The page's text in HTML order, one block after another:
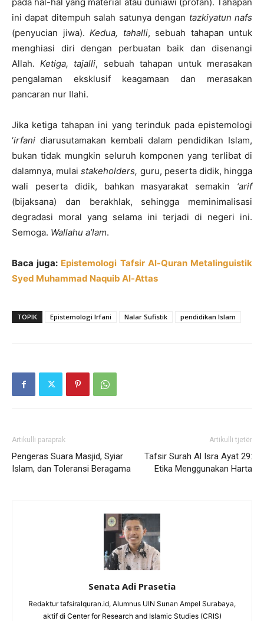
ini dapat ditempuh salah satunya dengan tazkiyatun nafs
(penyucian jiwa). Kedua, tahalli, sebuah tahapan untuk
menghiasi diri dengan perbuatan baik dan disenangi
Allah.Ketiga, tajalli, sebuah tahapan untuk merasakan
pengalaman eksklusif keagamaan dan merasakan
pancaran nur Ilahi.
Jika ketiga tahapan ini yang terinduk pada epistemologi
‘irfani diarusutamakan kembali dalam pendidikan Islam,
bukan tidak mungkin seluruh komponen yang terlibat di
dalamnya, mulaistakeholders, guru, peserta didik, hingga
wali peserta didik, bahkan masyarakat semakin ‘arif
(bijaksana) dan berakhlak, sehingga meminimalisasi
degradasi moral yang selama ini terjadi di negeri ini.
Semoga. Wallahu a’lam.
Baca juga: Epistemologi Tafsir Al-Quran Metalinguistik
Syed Muhammad Naquib Al-Attas
TOPIK Epistemologi Irfani Nalar Sufistik pendidikan Islam
Artikulli paraprak
Pengeras Suara Masjid, Syiar
Islam, dan Toleransi Beragama
Artikulli tjetër
Tafsir Surah Al Isra Ayat 29:
Etika Menggunakan Harta
Senata Adi Prasetia
Redaktur tafsiralquran.id, Alumnus UIN Sunan Ampel Surabaya,
aktif di Center for Research and Islamic Studies (CRIS)